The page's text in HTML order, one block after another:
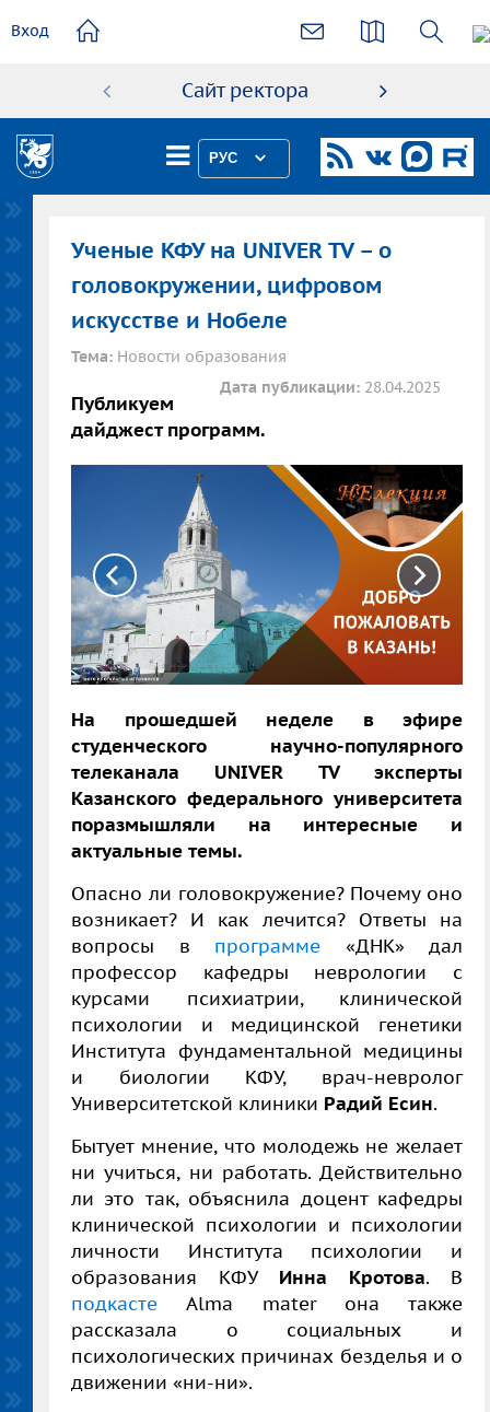
содержанию
Вход
Сайт ректора
РУС
Ученые КФУ на UNIVER TV – о
головокружении, цифровом
искусстве и Нобеле
Тема: Новости образования
Дата публикации: 28.04.2025
Публикуем
дайджест программ.
На прошедшей неделе в эфире
студенческого научно-популярного
телеканала UNIVER TV эксперты
Казанского федерального университета
поразмышляли на интересные и
актуальные темы.
Опасно ли головокружение? Почему оно
возникает? И как лечится? Ответы на
вопросы в программе
«ДНК» дал
профессор кафедры неврологии с
курсами психиатрии, клинической
психологии и медицинской генетики
Института фундаментальной медицины
и биологии КФУ, врач-невролог
Университетской клиники Радий Есин.
Бытует мнение, что молодежь не желает
ни учиться, ни работать. Действительно
ли это так, объяснила доцент кафедры
клинической психологии и психологии
личности Института психологии и
образования КФУ Инна Кротова. В
подкасте Alma mater она также
рассказала о социальных и
психологических причинах безделья и о
движении «ни-ни».